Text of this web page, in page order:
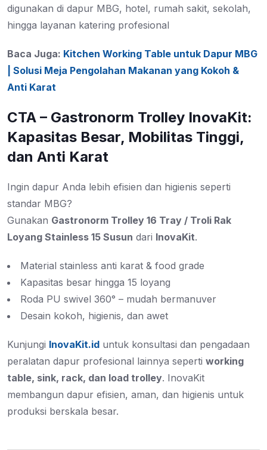
digunakan di dapur MBG, hotel, rumah sakit, sekolah,
hingga layanan katering profesional
Baca Juga: Kitchen Working Table untuk Dapur MBG
| Solusi Meja Pengolahan Makanan yang Kokoh &
Anti Karat
CTA – Gastronorm Trolley InovaKit:
Kapasitas Besar, Mobilitas Tinggi,
dan Anti Karat
Ingin dapur Anda lebih efisien dan higienis seperti
standar MBG?
Gunakan Gastronorm Trolley 16 Tray / Troli Rak
Loyang Stainless 15 Susun dari InovaKit.
Material stainless anti karat & food grade
Kapasitas besar hingga 15 loyang
Roda PU swivel 360° – mudah bermanuver
Desain kokoh, higienis, dan awet
Kunjungi InovaKit.id untuk konsultasi dan pengadaan
peralatan dapur profesional lainnya seperti working
table, sink, rack, dan load trolley. InovaKit
membangun dapur efisien, aman, dan higienis untuk
produksi berskala besar.